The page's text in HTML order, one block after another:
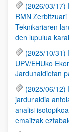
(2026/03/17)
RMN
Teknikariaren
den lupulua
(2025/10/31)
UPV/EHUko
Jardunaldietan
(2025/06/12)
jardunaldia
analisi
emaitzak